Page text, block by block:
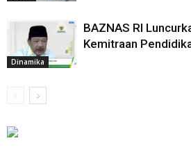
Dinamika
BAZNAS RI
Kemitraan